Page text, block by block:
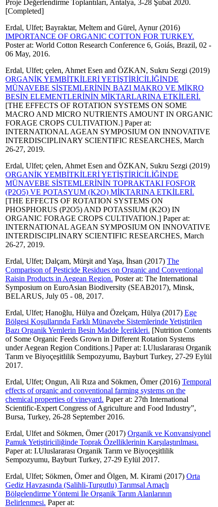
Proje Değerlendirme Toplantıları, Antalya, 3-28 Şubat 2020.
[Completed]
Erdal, Ulfet; Bayraktar, Meltem and Gürel, Aynur(2016)
IMPORTANCE OF ORGANIC COTTON FOR TURKEY.
Poster at: World Cotton Research Conference 6, Goiás, Brazil, 02 -
06 May, 2016.
Erdal, Ulfet; çelen, Ahmet Esen and ÖZKAN, Sukru Sezgi (2019)
ORGANİK YEMBİTKİLERİ YETİŞTİRİCİLİĞİNDE
MÜNAVEBE SİSTEMLERİNİN BAZI MAKRO VE MİKRO
BESİN ELEMENTLERİNİN MİKTARLARINA ETKİLERİ.
[THE EFFECTS OF ROTATION SYSTEMS ON SOME
MACRO AND MICRO NUTRIENTS AMOUNT IN ORGANIC
FORAGE CROPS CULTIVATION.] Paper at:
INTERNATIONAL AGEAN SYMPOSIUM ON INNOVATIVE
INTERDISCIPLINARY SCIENTIFIC RESEARCHES, March
26-27, 2019.
Erdal, Ulfet; çelen, Ahmet Esen and ÖZKAN, Sukru Sezgi (2019)
ORGANİK YEMBİTKİLERİ YETİŞTİRİCİLİĞİNDE
MÜNAVEBE SİSTEMLERİNİN TOPRAKTAKI FOSFOR
(P2O5) VE POTASYUM (K2O) MİKTARINA ETKİLERİ.
[THE EFFECTS OF ROTATION SYSTEMS ON
PHOSPHORUS (P2O5) AND POTASSIUM (K2O) IN
ORGANIC FORAGE CROPS CULTIVATION.] Paper at:
INTERNATIONAL AGEAN SYMPOSIUM ON INNOVATIVE
INTERDISCIPLINARY SCIENTIFIC RESEARCHES, March
26-27, 2019.
Erdal, Ulfet; Dalçam, Mürşit and Yaşa, İhsan (2017) The
Comparison of Pesticide Residues on Organic and Conventional
Raisin Products in Aegean Region. Poster at: The International
Symposium on EuroAsian Biodiversity (SEAB2017), Minsk,
BELARUS, July 05 - 08, 2017.
Erdal, Ulfet; Hanoğlu, Hülya and Özelçam, Hülya (2017) Ege
Bölgesi Koşullarında Farklı Münavebe Sistemlerinde Yetiştirilen
Bazı Organik Yemlerin Besin Madde İçerikleri. [Nutrition Contents
of Some Organic Feeds Grown in Different Rotation Systems
under Aegean Region Conditions.] Paper at: I.Uluslararası Organik
Tarım ve Biyoçeşitlilik Sempozyumu, Bayburt Turkey, 27-29 Eylül
2017.
Erdal, Ulfet; Ongun, Ali Rıza and Sökmen, Ömer(2016) Temporal
effects of organic and conventional farming systems on the
chemical properties of vineyard. Paper at: 27th International
Scientific-Expert Congress of Agriculture and Food Industry”,
Bursa, Turkey, 26-28 September 2016.
Erdal, Ulfet and Sökmen, Ömer(2017) Organik ve Konvansiyonel
Pamuk Yetiştiriciliğinde Toprak Özelliklerinin Karşılaştırılması.
Paper at: I.Uluslararası Organik Tarım ve Biyoçeşitlilik
Sempozyumu, Bayburt Turkey, 27-29 Eylül 2017.
Erdal, Ulfet; Sökmen, Ömerand Ölgen, M. Kirami (2017) Orta
Gediz Havzasında (Salihli-Turgutlu) Tarımsal Amaçlı
Bölgelendirme Yöntemi İle Organik Tarım Alanlarının
Belirlenmesi. Paper at: